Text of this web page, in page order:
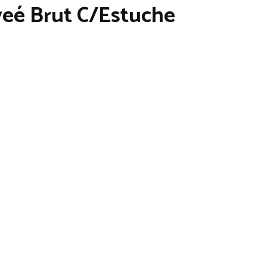
Brut C/Estuche